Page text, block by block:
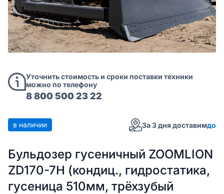
Уточнить стоимость и сроки поставки техники
можно по телефону
8 800 500 23 22
в наличии За 3 дня доставимдо
Бульдозер гусеничный ZOOMLION
ZD170-7H (кондиц., гидростатика,
гусеница 510мм, трёхзубый